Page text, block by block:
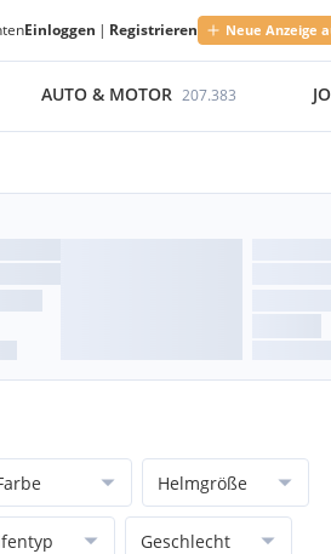
Einloggen | Registrieren Neue Anzeige
AUTO & MOTOR 207.383
Helmgröße
Geschlecht